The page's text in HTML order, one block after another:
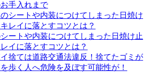
手入れまで
ートや内装につけてしまった日焼け止
イに落とすコツとは？